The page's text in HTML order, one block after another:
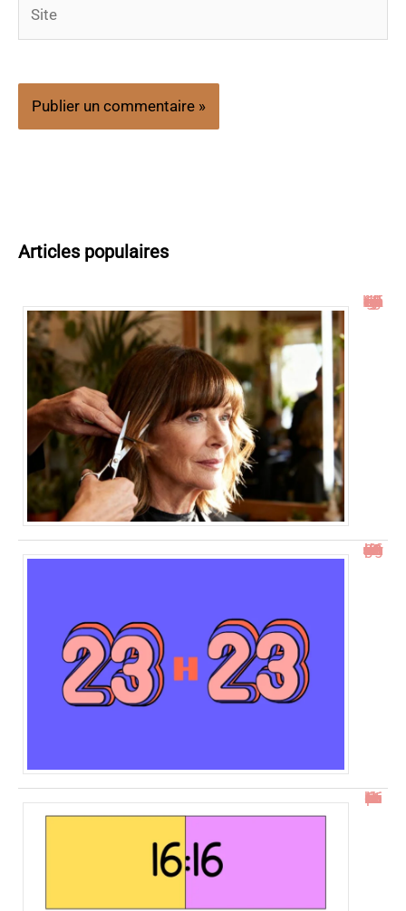
Articles populaires
Idées de coupe cheveux mi long dégradé effilé avec frange à 60 ans
23h23 signification : découvrez son impact et ses messages
16h16 : comprendre l’heure miroir